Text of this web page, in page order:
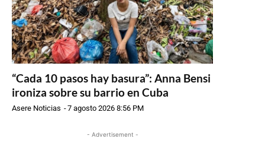
“Cada 10 pasos hay basura”: Anna Bensi
ironiza sobre su barrio en Cuba
Asere Noticias -7 agosto 2026 8:56 PM
- Advertisement -